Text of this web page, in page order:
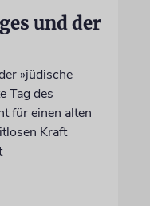
und der
»jüdische
Tag des
für einen alten
Kraft